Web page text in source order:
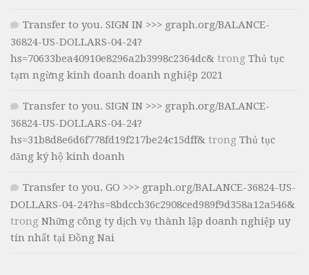
Transfer to you. SIGN IN >>> graph.org/BALANCE-
36824-US-DOLLARS-04-24?
hs=70633bea40910e8296a2b3998c2364dc& trong Thủ tục
tạm ngừng kinh doanh doanh nghiệp 2021
Transfer to you. SIGN IN >>> graph.org/BALANCE-
36824-US-DOLLARS-04-24?
hs=31b8d8e6d6f778fd19f217be24c15dff& trong Thủ tục
đăng ký hộ kinh doanh
Transfer to you. GO >>> graph.org/BALANCE-36824-US-
DOLLARS-04-24?hs=8bdccb36c2908ced989f9d358a12a546&
trong Những công ty dịch vụ thành lập doanh nghiệp uy
tín nhất tại Đồng Nai